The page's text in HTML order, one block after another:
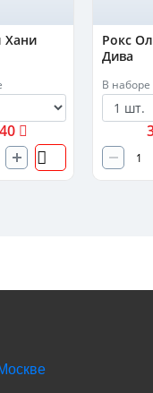
Хани
40
Рокс
Дива
В наборе